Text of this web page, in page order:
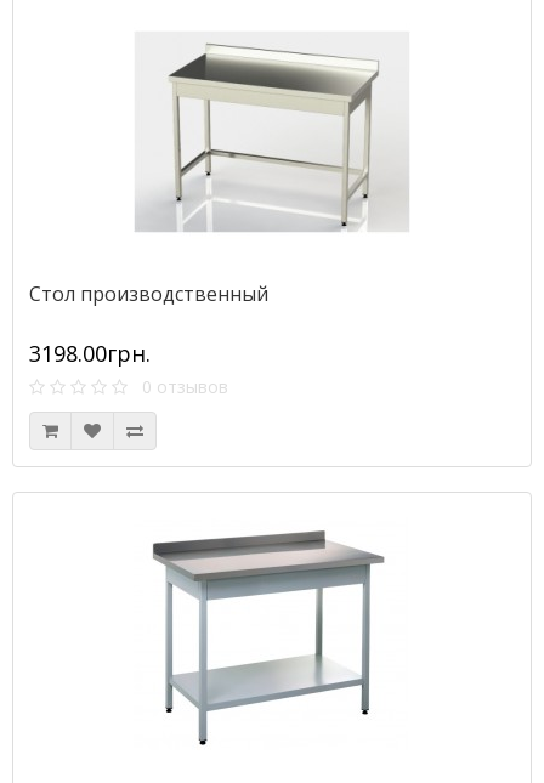
Стол производственный
3198.00грн.
0 отзывов